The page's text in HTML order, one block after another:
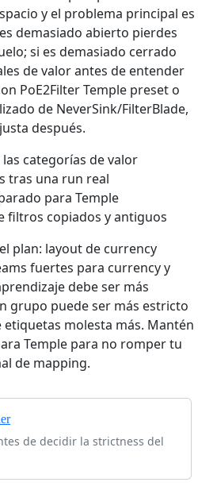
y el problema principal es
demasiado abierto pierdes
si es demasiado cerrado
de valor antes de entender
PoE2Filter Temple preset o
de NeverSink/FilterBlade,
después.
categorías de valor
tras una run real
para Temple
filtros copiados y antiguos
plan: layout de currency
fuertes para currency y
debe ser más
grupo puede ser más estricto
etiquetas molesta más. Mantén
Temple para no romper tu
de mapping.
de decidir la strictness del